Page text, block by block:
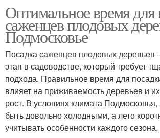
Оптимальное время для
саженцев плодовых
Подмосковье
Посадка саженцев плодовых
этап в садоводстве, который требует
подхода. Правильное время для
влияет на приживаемость деревьев и
рост. В условиях климата Подмосковья,
быть довольно холодными, а лето
учитывать особенности каждого сезона.